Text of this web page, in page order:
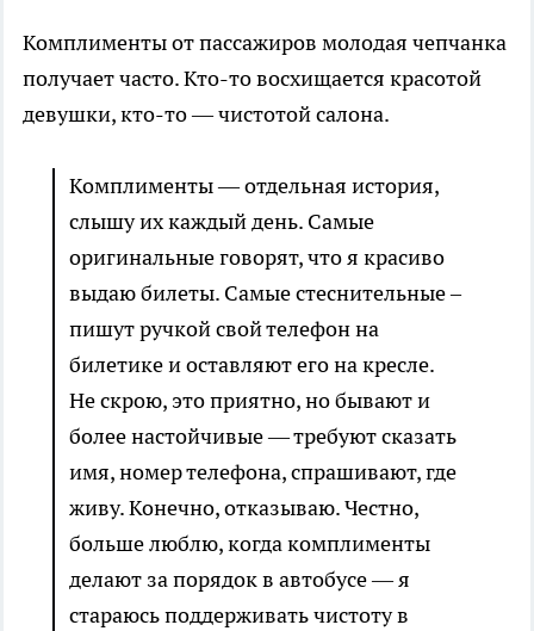
Комплименты от пассажиров молодая чепчанка
получает часто. Кто-то восхищается красотой
девушки, кто-то — чистотой салона.
Комплименты — отдельная история,
слышу их каждый день. Самые
оригинальные говорят, что я красиво
выдаю билеты. Самые стеснительные –
пишут ручкой свой телефон на
билетике и оставляют его на кресле.
Не скрою, это приятно, но бывают и
более настойчивые — требуют сказать
имя, номер телефона, спрашивают, где
живу. Конечно, отказываю. Честно,
больше люблю, когда комплименты
делают за порядок в автобусе — я
стараюсь поддерживать чистоту в